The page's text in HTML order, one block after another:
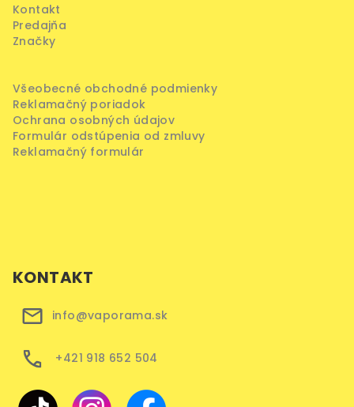
Kontakt
Predajňa
Značky
Všeobecné obchodné podmienky
Reklamačný poriadok
Ochrana osobných údajov
Formulár odstúpenia od zmluvy
Reklamačný formulár
KONTAKT
info@vaporama.sk
+421 918 652 504